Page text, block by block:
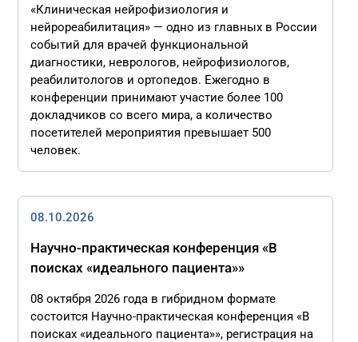
«Клиническая нейрофизиология и
нейрореабилитация» — одно из главных в России
событий для врачей функциональной
диагностики, неврологов, нейрофизиологов,
реабилитологов и ортопедов. Ежегодно в
конференции принимают участие более 100
докладчиков со всего мира, а количество
посетителей мероприятия превышает 500
человек.
08.10.2026
Научно-практическая конференция «В
поисках «идеального пациента»»
08 октября 2026 года в гибридном формате
состоится Научно-практическая конференция «В
поисках «идеального пациента»», регистрация на